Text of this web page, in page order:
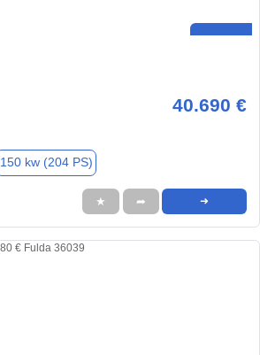
40.690 €
150 kw (204 PS)
★ ➦ ➜